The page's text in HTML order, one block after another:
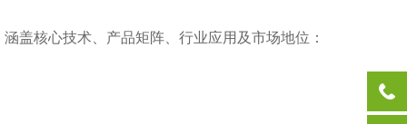
盖核心技术、产品矩阵、行业应用及市场地位：